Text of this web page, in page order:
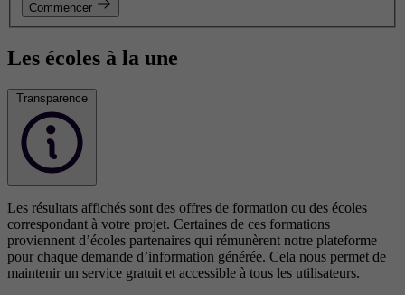
Commencer
Les écoles à la une
Transparence
Les résultats affichés sont des offres de formation ou des écoles
correspondant à votre projet. Certaines de ces formations
proviennent d’écoles partenaires qui rémunèrent notre plateforme
pour chaque demande d’information générée. Cela nous permet de
maintenir un service gratuit et accessible à tous les utilisateurs.